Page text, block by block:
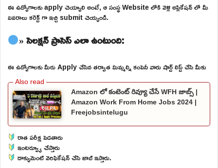
ఈ ఉద్యోగాలకు apply చెయ్యాలి అంటే, ఆ సంస్థ Website లోకి వెళ్లి అప్లికేషన్ లో మీ
వివరాలు కరెక్ట్ గా ఇచ్చి submit చెయ్యండి.
» సెలక్షన్ ప్రాసెస్ ఎలా ఉంటుంది:
ఈ ఉద్యోగాలకు మీరు Apply చేసిన తర్వాత మిమ్మల్ని కంపెనీ వారు షార్ట్ లిస్ట్ చేసి మీకు
Amazon లో కంటెంట్ రివ్యూ చేసే WFH జాబ్స్ |
Amazon Work From Home Jobs 2024 |
Freejobsintelugu
రాత పరీక్ష పెడతారు
ఇంటర్వ్యూ చేస్తారు
డాక్యుమెంట్ వెరిఫికేషన్ చేసి జాబ్ ఇస్తారు.